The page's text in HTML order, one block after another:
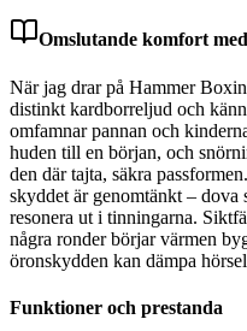
Omslutande komfort
När jag drar på Hammer
distinkt kardborreljud och
omfamnar pannan och
huden till en början, och
den där tajta, säkra
skyddet är genomtänkt – dova
resonera ut i tinningarna.
några ronder börjar värmen
öronskydden kan dämpa
Funktioner och prestanda